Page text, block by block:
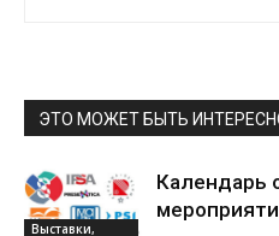
ЭТО МОЖЕТ БЫТЬ
Выставки,
Календарь